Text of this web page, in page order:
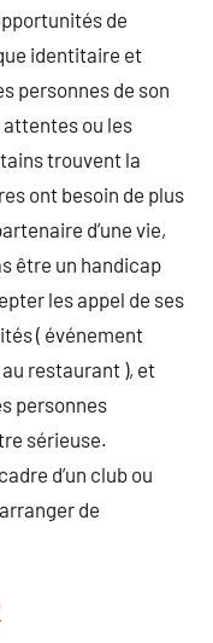
de
identitaire et
personnes de son
attentes ou les
trouvent la
ont besoin de plus
d’une vie,
être un handicap
les appel de ses
( événement
restaurant ), et
personnes
sérieuse.
d’un club ou
de